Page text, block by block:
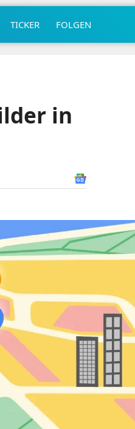
TICKER FOLGEN
in